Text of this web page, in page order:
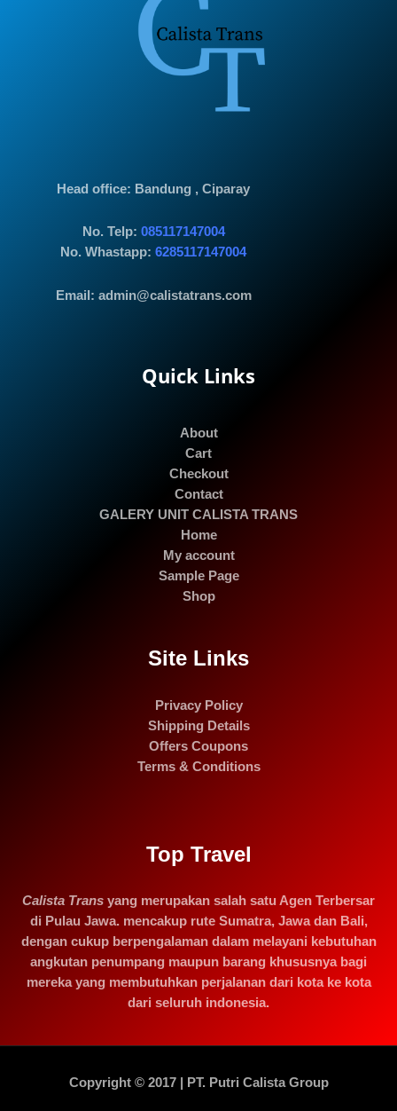
Head office: Bandung , Ciparay
No. Telp: 085117147004
No. Whastapp: 6285117147004
Email: admin@calistatrans.com
Quick Links
About
Cart
Checkout
Contact
GALERY UNIT CALISTA TRANS
Home
My account
Sample Page
Shop
Site Links
Privacy Policy
Shipping Details
Offers Coupons
Terms & Conditions
Top Travel
Calista Trans yang merupakan salah satu Agen Terbersar
di Pulau Jawa. mencakup rute Sumatra, Jawa dan Bali,
dengan cukup berpengalaman dalam melayani kebutuhan
angkutan penumpang maupun barang khususnya bagi
mereka yang membutuhkan perjalanan dari kota ke kota
dari seluruh indonesia.
Copyright © 2017 | PT. Putri Calista Group